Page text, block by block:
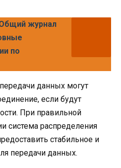
журнал
по
данных могут
если будут
При правильной
система распределения
стабильное и
передачи данных.